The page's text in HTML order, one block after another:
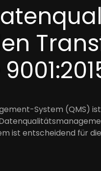
System (QMS)
ist entscheidend für